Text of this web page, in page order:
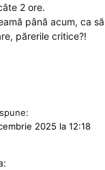
2 ore.
până acum, ca
părerile critice?!
spune:
2025 la 12:18